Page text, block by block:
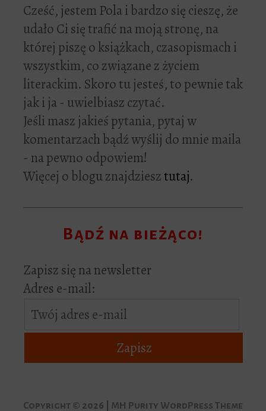
Cześć, jestem Pola i bardzo się cieszę, że
udało Ci się trafić na moją stronę, na
której piszę o książkach, czasopismach i
wszystkim, co związane z życiem
literackim. Skoro tu jesteś, to pewnie tak
jak i ja - uwielbiasz czytać.
Jeśli masz jakieś pytania, pytaj w
komentarzach bądź wyślij do mnie maila
- na pewno odpowiem!
Więcej o blogu znajdziesztutaj.
Bądź na bieżąco!
Zapisz się na newsletter
Adres e-mail:
Copyright © 2026 | MH Purity WordPress Theme